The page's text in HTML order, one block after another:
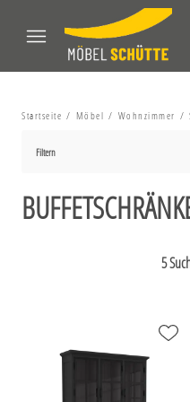
Startseite Möbel Wohnzimmer
Filtern
5